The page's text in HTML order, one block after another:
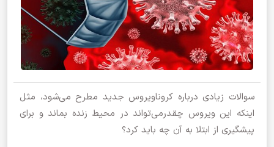
سوالات زیادی درباره کروناویروس جدید مطرح می‌شود، مثل
اینکه این ویروس چقدرمی‌تواند در محیط زنده بماند و برای
پیشگیری از ابتلا به آن چه باید کرد؟